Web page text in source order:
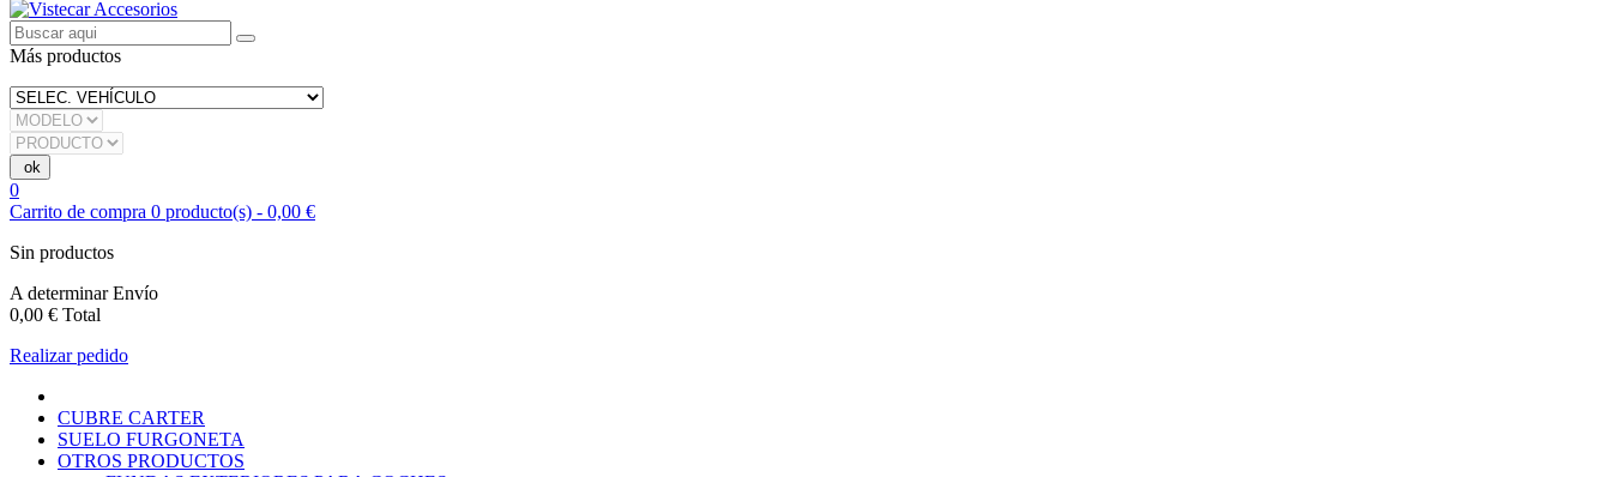
Más productos
0
Carrito de compra 0 producto(s) - 0,00 €
Sin productos
A determinarEnvío
0,00 € Total
Realizar pedido
CUBRE CARTER
SUELO FURGONETA
OTROS PRODUCTOS